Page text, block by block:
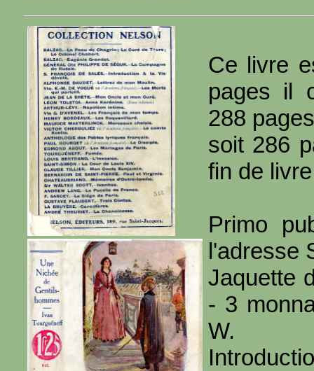
Ce livre
pages il
288 pages
soit 286
fin de
Primo
l'adresse
Jaquette
- 3
W.